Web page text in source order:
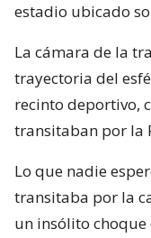
estadio ubicado
La cámara de la
trayectoria del
recinto deportivo,
transitaban por la
Lo que nadie
transitaba por la
un insólito